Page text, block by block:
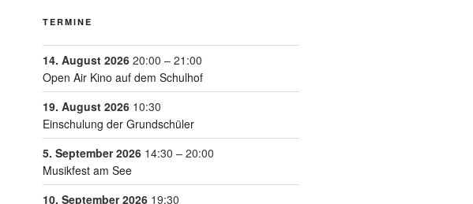
TERMINE
14. August 2026 20:00 – 21:00
Open Air Kino auf dem Schulhof
19. August 202610:30
Einschulung der Grundschüler
5. September 2026 14:30 – 20:00
Musikfest am See
10. September 202619:30